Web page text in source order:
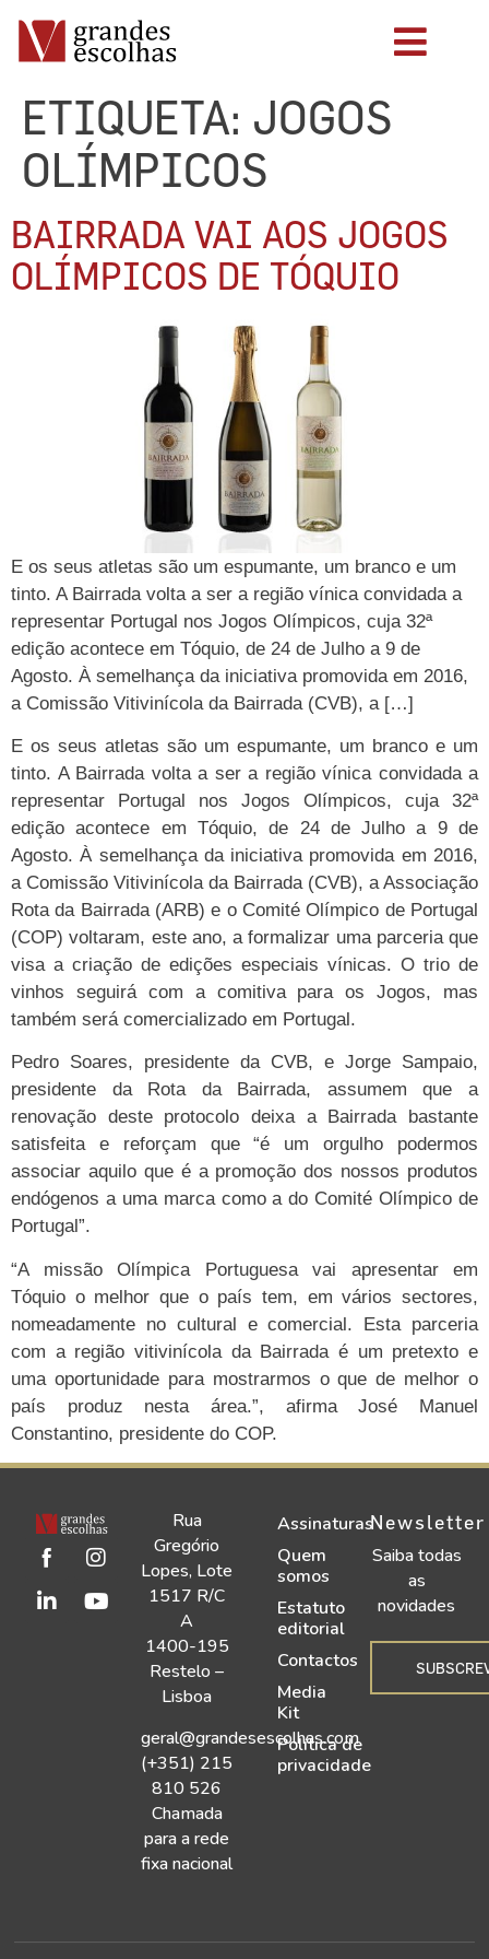
ETIQUETA: JOGOS
OLÍMPICOS
BAIRRADA VAI AOS JOGOS
OLÍMPICOS DE TÓQUIO
E os seus atletas são um espumante, um branco e um
tinto. A Bairrada volta a ser a região vínica convidada a
representar Portugal nos Jogos Olímpicos, cuja 32ª
edição acontece em Tóquio, de 24 de Julho a 9 de
Agosto. À semelhança da iniciativa promovida em 2016,
a Comissão Vitivinícola da Bairrada (CVB), a […]
E os seus atletas são um espumante, um branco e um
tinto. A Bairrada volta a ser a região vínica convidada a
representar Portugal nos Jogos Olímpicos, cuja 32ª
edição acontece em Tóquio, de 24 de Julho a 9 de
Agosto. À semelhança da iniciativa promovida em 2016,
a Comissão Vitivinícola da Bairrada (CVB), a Associação
Rota da Bairrada (ARB) e o Comité Olímpico de Portugal
(COP) voltaram, este ano, a formalizar uma parceria que
visa a criação de edições especiais vínicas. O trio de
vinhos seguirá com a comitiva para os Jogos, mas
também será comercializado em Portugal.
Pedro Soares, presidente da CVB, e Jorge Sampaio,
presidente da Rota da Bairrada, assumem que a
renovação deste protocolo deixa a Bairrada bastante
satisfeita e reforçam que “é um orgulho podermos
associar aquilo que é a promoção dos nossos produtos
endógenos a uma marca como a do Comité Olímpico de
Portugal”.
“A missão Olímpica Portuguesa vai apresentar em
Tóquio o melhor que o país tem, em vários sectores,
nomeadamente no cultural e comercial. Esta parceria
com a região vitivinícola da Bairrada é um pretexto e
uma oportunidade para mostrarmos o que de melhor o
país produz nesta área.”, afirma José Manuel
Constantino, presidente do COP.
Rua
Gregório
Lopes, Lote
1517 R/C
A
1400-195
Restelo –
Lisboa
geral@grandesescolhas.com
(+351) 215
810 526
Chamada
para a rede
fixa nacional
Assinaturas
Quem
somos
Estatuto
editorial
Contactos
Media
Kit
Política de
privacidade
Newsletter
Saiba todas
as
novidades